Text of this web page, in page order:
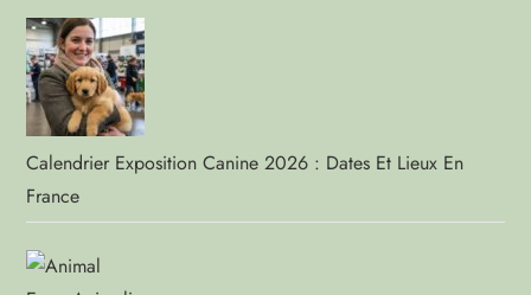
Calendrier Exposition Canine 2026 : Dates Et Lieux En
France